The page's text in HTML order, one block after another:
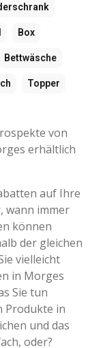
Box
Bettwäsche
Topper
von
erhältlich
auf Ihre
wann immer
können
der gleichen
vielleicht
in Morges
Sie tun
Produkte in
und das
oder?